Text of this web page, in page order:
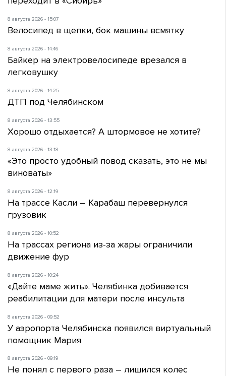
8 августа 2026 - 15:07
Велосипед в щепки, бок машины всмятку
8 августа 2026 - 14:46
Байкер на электровелосипеде врезался в
легковушку
8 августа 2026 - 14:25
ДТП под Челябинском
8 августа 2026 - 13:55
Хорошо отдыхается? А штормовое не хотите?
8 августа 2026 - 13:18
«Это просто удобный повод сказать, это не мы
виноваты»
8 августа 2026 - 12:19
На трассе Касли – Карабаш перевернулся
грузовик
8 августа 2026 - 10:52
На трассах региона из-за жары ограничили
движение фур
8 августа 2026 - 10:24
«Дайте маме жить». Челябинка добивается
реабилитации для матери после инсульта
8 августа 2026 - 09:52
У аэропорта Челябинска появился виртуальный
помощник Мария
8 августа 2026 - 09:19
Не понял с первого раза – лишился колес